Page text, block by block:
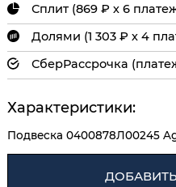
Сплит (869 ₽ х 6
Долями (1 303 ₽ х 4
СберРассрочка
Характеристики:
Подвеска 0400878Л00245